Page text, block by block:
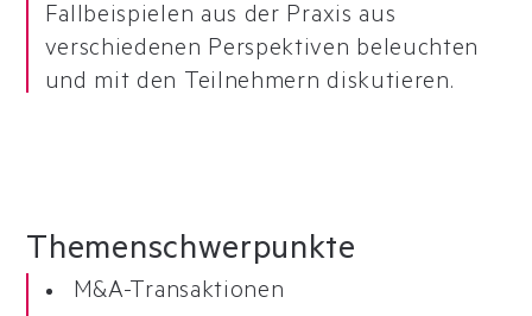
Fallbeispielen aus der Praxis aus
verschiedenen Perspektiven beleuchten
und mit den Teilnehmern diskutieren.
Themenschwerpunkte
M&A-Transaktionen